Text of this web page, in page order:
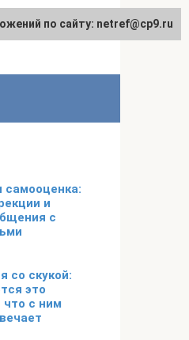
и
с
со скукой:
это
что с ним
по сайту: netref@cp9.ru